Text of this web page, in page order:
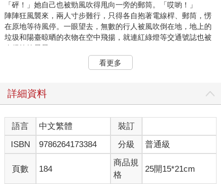
「砰！」她自己也被勁風吹得甩向一旁的郵筒。「哎喲！」
陣陣狂風襲來，兩人寸步難行，只得各自抱著電線桿、郵筒，愣
在原地等待風停。一眼望去，無數的行人被風吹倒在地，地上的
垃圾和陽臺晾晒的衣物在空中飛揚，就連紅綠燈等交通號誌也被
吹得搖搖晃晃。
「啪啦！」前方大樓的玻璃帷幕竟然被吹破了，強勁的氣流把原
本放在室內的大量紙張和文具吸到空中，胡亂飛舞。
好不容易風停了，那些在空中飄飛的東西才一一掉落。眼看著上
臺北故宮博物院外，遍地是遭狂風吹落的枝葉，就連垃圾桶裡的
垃圾也被吹出來，掛在廣場的柏樹上。清潔人員一接到命令，急
忙出動收拾。當他們來到至善園，更是吃驚──水池上布滿垃圾，
周圍還有幾棵樹被風吹倒了，眼前殘敗的景象宛如剛遭遇強烈颱
看更多
詳細資料
語言 中文繁體
裝訂
ISBN
9786264173384 分級 普通級
頁數 184
商品規
格
25開15*21cm